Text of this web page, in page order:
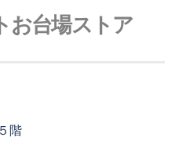
お台場ストア
階